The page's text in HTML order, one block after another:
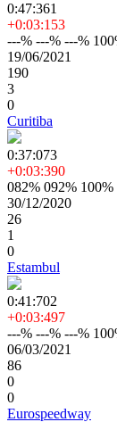
0:47:361
+0:03:153
---% ---% ---%
19/06/2021
190
3
0
Curitiba
0:37:073
+0:03:390
082% 092% 100%
30/12/2020
26
1
0
Estambul
0:41:702
+0:03:497
---% ---% ---%
06/03/2021
86
0
0
Eurospeedway